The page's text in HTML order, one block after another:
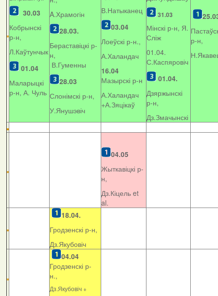
30.03
Кобрынскі
р-н,
Л.Каўтунчык
01.04
Маларыцкі
р-н, А. Чуль
A.Храмогін
28.03.
Бераставіцкі р-
н,
В.Гуменны
28.03
Слонімскі р-н,
У.Янушэвіч
В.Натыканец
03.04
Лоеўскі р-н.,
А.Халандач
16.04
Мазырскі р-н
А.Халандач
+А.Зяцікаў
31.03
Мінскі р-н, Я.
Сліж
01.04.
С.Каспяровіч
01.04.
Дзяржынскі
р-н,
Дз.Змачынскі
р-н,
04.05
Жыткавіцкі р-
н,
Дз.Кіцель et
al.
18.04.
Гродзенскі р-н,
Дз.Якубовіч
04.04
Гродзенскі р-
н.,
Дз.Якубовіч +